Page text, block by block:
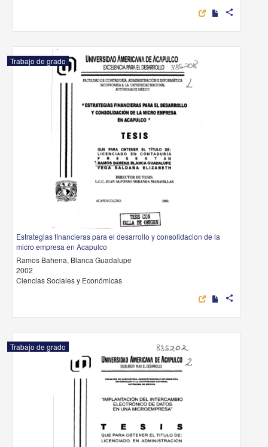
share
Trabajo de grado
Estrategias financieras para el desarrollo y consolidacion de la
micro empresa en Acapulco
Ramos Bahena, Blanca Guadalupe
2002
Ciencias Sociales y Económicas
share
Trabajo de grado